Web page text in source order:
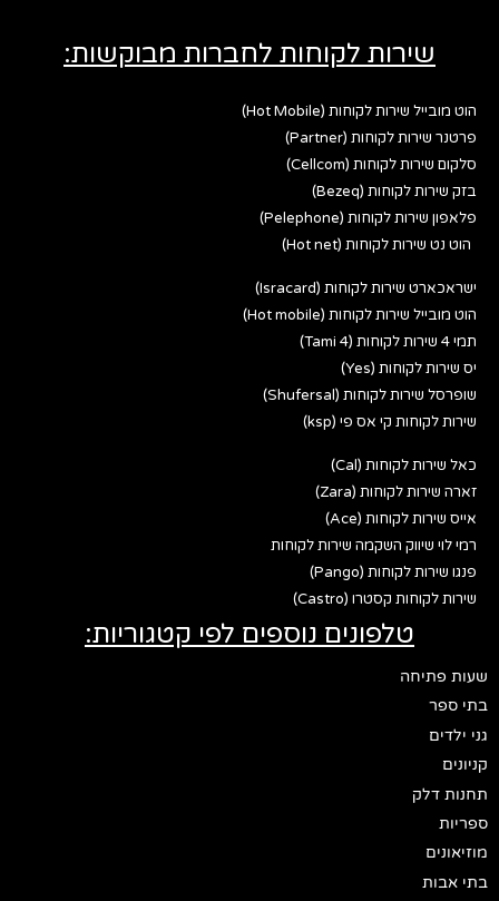
שירות לקוחות לחברות מבוקשות:
הוט מובייל שירות לקוחות (Hot Mobile)
פרטנר שירות לקוחות (Partner)
סלקום שירות לקוחות (Cellcom)
בזק שירות לקוחות (Bezeq)
פלאפון שירות לקוחות (Pelephone)
הוט נט שירות לקוחות (Hot net)
ישראכארט שירות לקוחות (Isracard)
הוט מובייל שירות לקוחות (Hot mobile)
תמי 4 שירות לקוחות (Tami 4)
יס שירות לקוחות (Yes)
שופרסל שירות לקוחות (Shufersal)
שירות לקוחות קי אס פי (ksp)
כאל שירות לקוחות (Cal)
זארה שירות לקוחות (Zara)
אייס שירות לקוחות (Ace)
רמי לוי שיווק השקמה שירות לקוחות
פנגו שירות לקוחות (Pango)
שירות לקוחות קסטרו (Castro)
טלפונים נוספים לפי קטגוריות:
שעות פתיחה
בתי ספר
גני ילדים
קניונים
תחנות דלק
ספריות
מוזיאונים
בתי אבות